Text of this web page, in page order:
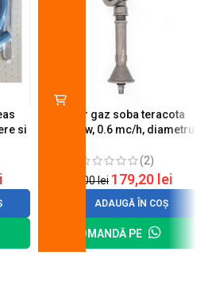
si
Arzator gaz soba teracota
A600, 6 kw, 0.6 mc/h, diametru
(2)
200,00lei 179,20 lei
ADAUGĂ ÎN COȘ
COMANDĂ PE